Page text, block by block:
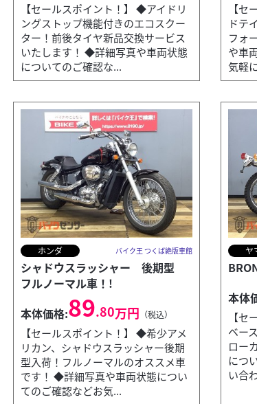
【セールスポイント！】 ◆アイドリ
ングストップ機能付きのエコスクー
ター！前後タイヤ新品交換サービス
いたします！ ◆詳細写真や車両状態
についてのご確認な...
【
ドテ
フォ
や車
気軽
ホンダ バイク王 つくば絶版車館
シャドウスラッシャー 後期型
フルノーマル車！!
本体価格:89.80万円 （税込）
【セールスポイント！】 ◆希少アメ
リカン、シャドウスラッシャー後期
型入荷！フルノーマルのオススメ車
です！ ◆詳細写真や車両状態につい
てのご確認などお気...
ヤ
本体
【
ベー
ロー
につ
い合